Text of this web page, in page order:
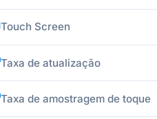
Touch Screen
Taxa de atualização
Taxa de amostragem de toque